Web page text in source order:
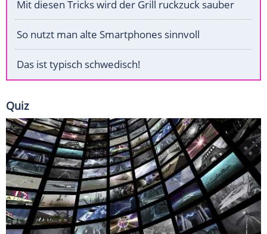
Mit diesen Tricks wird der Grill ruckzuck sauber
So nutzt man alte Smartphones sinnvoll
Das ist typisch schwedisch!
Quiz